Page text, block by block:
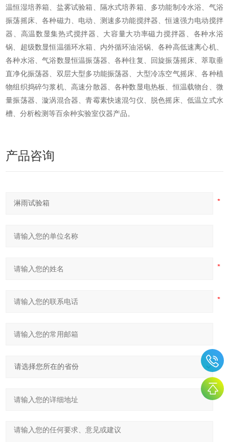
温恒湿培养箱、盐雾试验箱、隔水式培养箱、多功能制冷水浴、气浴
振荡摇床、各种磁力、电动、测速多功能搅拌器、恒速强力电动搅拌
器、高温数显集热式搅拌器、大容量大功率磁力搅拌器、各种水浴
锅、超级数显恒温循环水箱、内外循环油浴锅、各种高低速离心机、
各种水浴、气浴数显恒温振荡器、各种往复、回旋振荡摇床、萃取垂
直净化振荡器、双层大型多功能振荡器、大型冷冻空气摇床、各种植
物组织捣碎匀浆机、高速分散器、各种数显电热板、恒温载物台、微
量振荡器、漩涡混合器、青霉素快速混匀仪、脱色摇床、低温立式水
槽、分析检测等百余种实验室仪器产品。
产品咨询